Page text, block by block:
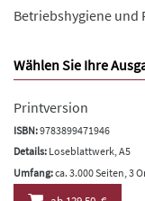
Betriebshygiene und
Wählen Sie Ihre
Printversion
ISBN:9783899471946
Details: Loseblattwerk, A5
Umfang:ca. 3.000 Seiten, 3